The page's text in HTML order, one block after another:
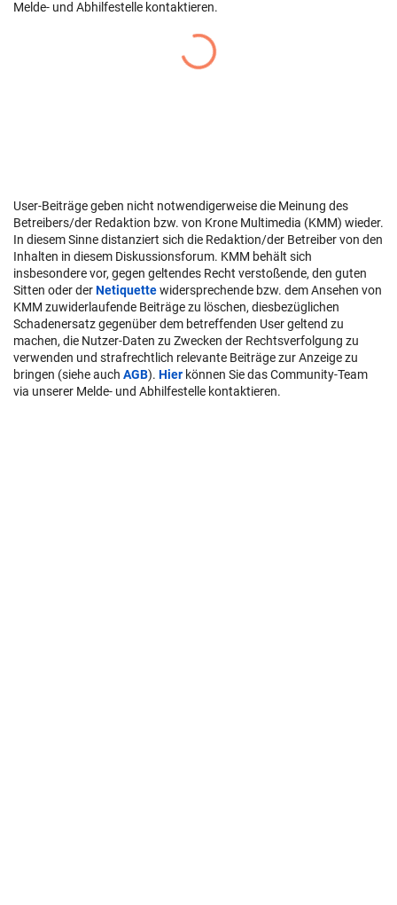
Melde- und Abhilfestelle kontaktieren.
User-Beiträge geben nicht notwendigerweise die Meinung des
Betreibers/der Redaktion bzw. von Krone Multimedia (KMM) wieder.
In diesem Sinne distanziert sich die Redaktion/der Betreiber von den
Inhalten in diesem Diskussionsforum. KMM behält sich
insbesondere vor, gegen geltendes Recht verstoßende, den guten
Sitten oder derNetiquettewidersprechende bzw. dem Ansehen von
KMM zuwiderlaufende Beiträge zu löschen, diesbezüglichen
Schadenersatz gegenüber dem betreffenden User geltend zu
machen, die Nutzer-Daten zu Zwecken der Rechtsverfolgung zu
verwenden und strafrechtlich relevante Beiträge zur Anzeige zu
bringen (siehe auch AGB). Hier können Sie das Community-Team
via unserer Melde- und Abhilfestelle kontaktieren.